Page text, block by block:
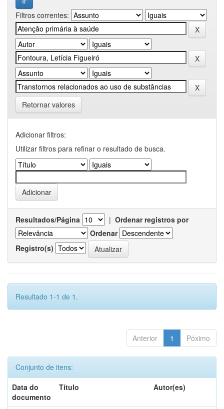
Filtros correntes:
Retornar valores
Adicionar filtros:
Utilizar filtros para refinar o resultado de busca.
Resultados/Página | Ordenar registros por
Ordenar
Registro(s)
Resultado 1-1 de 1.
Anterior 1 Póximo
Conjunto de itens:
Data do
documento
Título Autor(es)